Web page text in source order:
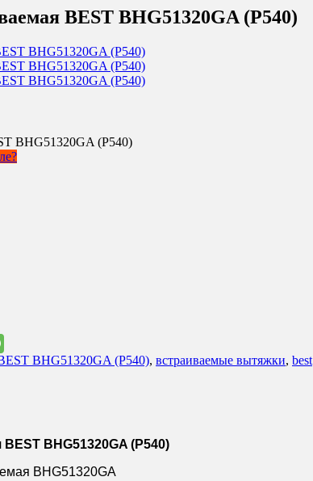
BEST BHG51320GA (P540)
BHG51320GA (P540)
BHG51320GA (P540), встраиваемые вытяжки, best
BHG51320GA (P540)
BHG51320GA